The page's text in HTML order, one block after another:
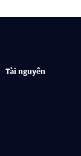
Tài nguyên